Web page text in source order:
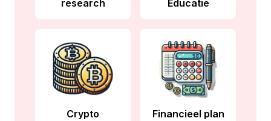
research Educatie
Crypto Financieel plan